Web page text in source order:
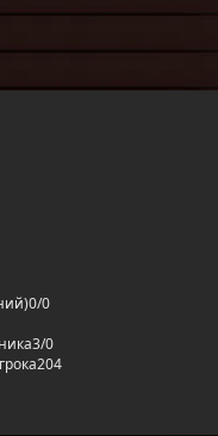
0/0
3/0
204